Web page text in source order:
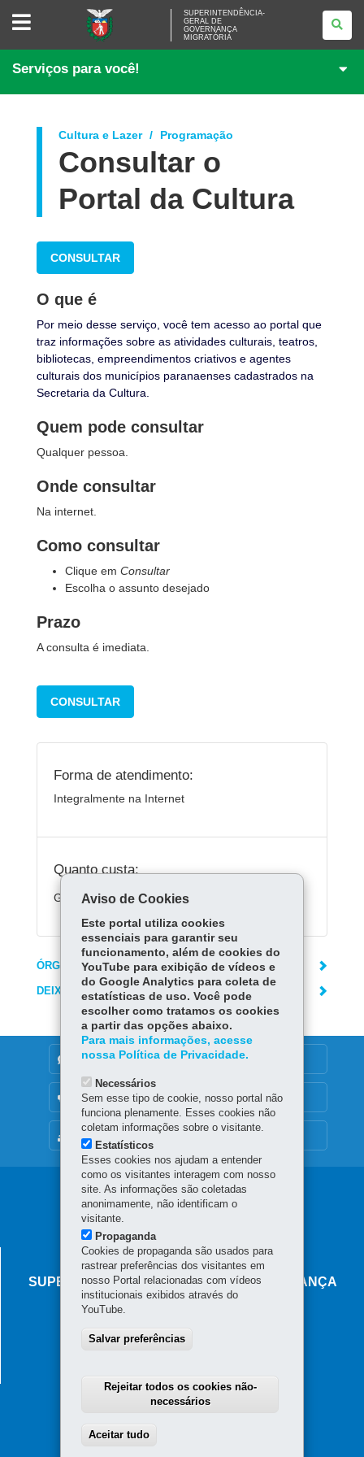
SUPERINTENDÊNCIA-
GOVERNANÇA
SUPERINTENDÊNCIA-
GERAL DE
GOVERNANÇA
MIGRATÓRIA
Serviços para você!
Cultura e Lazer Programação
Consultar o
Portal da Cultura
CONSULTAR
O que é
Por meio desse serviço, você tem acesso ao portal que
traz informações sobre as atividades culturais, teatros,
bibliotecas, empreendimentos criativos e agentes
culturais dos municípios paranaenses cadastrados na
Secretaria da Cultura.
Quem pode consultar
Qualquer pessoa.
Onde consultar
Na internet.
Como consultar
Clique em Consultar
Escolha o assunto desejado
Prazo
A consulta é imediata.
CONSULTAR
Forma de atendimento:
Integralmente na Internet
Quanto custa:
Gratuito
ÓRGÃO RESPONSÁVEL
DEIXE SUA OPINIÃO
DENUNCIE CORRUPÇÃO
OUVIDORIA
Navegação
principal
AGÊNCIA DO MIGRANTE
SUPERINTENDÊNCIA-GERAL DE GOVERNANÇA
MIGRATÓRIA
80060-010-Curitiba
Aviso de Cookies
Este portal utiliza cookies
essenciais para garantir seu
funcionamento, além de cookies do
YouTube para exibição de vídeos e
do Google Analytics para coleta de
estatísticas de uso. Você pode
escolher como tratamos os cookies
a partir das opções abaixo.
Para mais informações, acesse
nossa Política de Privacidade.
Necessários
Sem esse tipo de cookie, nosso portal não
funciona plenamente. Esses cookies não
coletam informações sobre o visitante.
Estatísticos
Esses cookies nos ajudam a entender
como os visitantes interagem com nosso
site. As informações são coletadas
anonimamente, não identificam o
visitante.
Propaganda
Cookies de propaganda são usados para
rastrear preferências dos visitantes em
nosso Portal relacionadas com vídeos
institucionais exibidos através do
YouTube.
Salvar preferências
Rejeitar todos os cookies não-
necessários
Aceitar tudo